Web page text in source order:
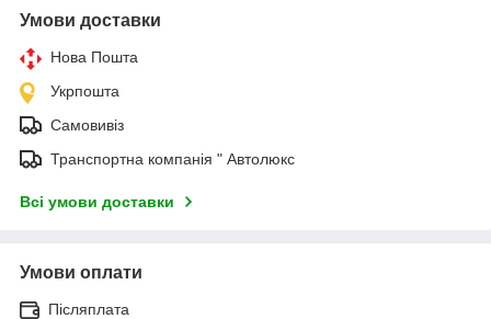
Умови доставки
Нова Пошта
Укрпошта
Самовивіз
Транспортна компанія " Автолюкс
Всі умови доставки
Умови оплати
Післяплата